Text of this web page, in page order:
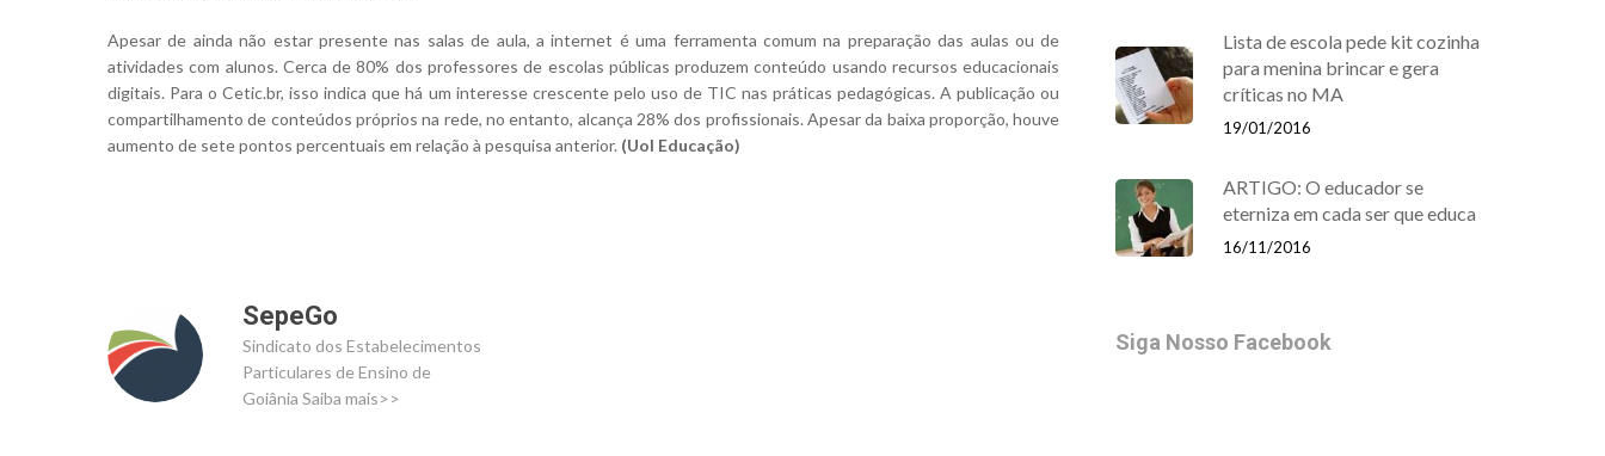
Apesar de ainda não estar presente nas salas de aula, a internet é uma ferramenta comum na preparação das aulas ou de
atividades com alunos. Cerca de 80% dos professores de escolas públicas produzem conteúdo usando recursos educacionais
digitais. Para o Cetic.br, isso indica que há um interesse crescente pelo uso de TIC nas práticas pedagógicas. A publicação ou
compartilhamento de conteúdos próprios na rede, no entanto, alcança 28% dos profissionais. Apesar da baixa proporção, houve
aumento de sete pontos percentuais em relação à pesquisa anterior. (Uol Educação)
SepeGo
Sindicato dos Estabelecimentos
Particulares de Ensino de
Goiânia Saiba mais>>
Lista de escola pede kit cozinha
para menina brincar e gera
críticas no MA
19/01/2016
ARTIGO: O educador se
eterniza em cada ser que educa
16/11/2016
Siga Nosso Facebook